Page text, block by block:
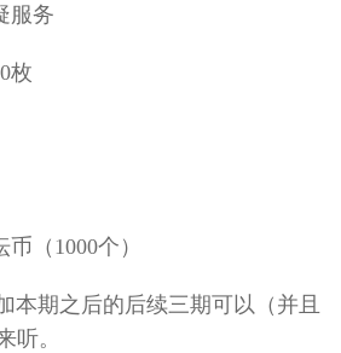
服务
枚
（1000个）
本期之后的后续三期可以（并且
听。